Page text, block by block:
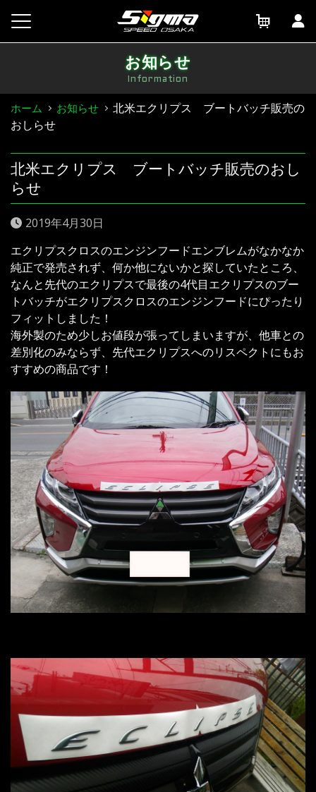
content
お知らせ
Information
ホーム お知らせ
北米エクリプス ブートバッチ販売の
おしらせ
北米エクリプス ブートバッチ販売のおし
らせ
2019年4月30日
エクリプスクロスのエンジンフードエンブレムがなかなか
純正で発売されず、何か他にないかと探していたところ、
なんと先代のエクリプスで最後の4代目エクリプスのブー
トバッチがエクリプスクロスのエンジンフードにぴったり
フィットしました！
海外製のため少しお値段が張ってしまいますが、他車との
差別化のみならず、先代エクリプスへのリスペクトにもお
すすめの商品です！